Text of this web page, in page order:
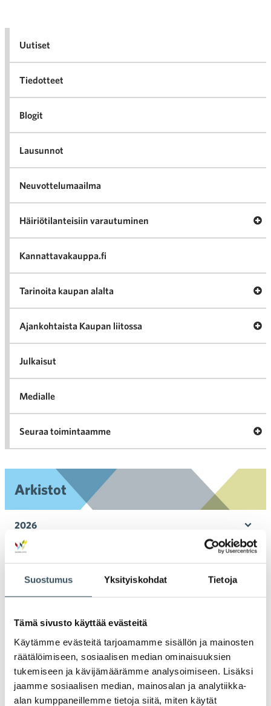
Suostumus Yksityiskohdat Tietoja
Tämä sivusto käyttää evästeitä
Käytämme evästeitä tarjoamamme sisällön ja mainosten
räätälöimiseen, sosiaalisen median ominaisuuksien
tukemiseen ja kävijämäärämme analysoimiseen. Lisäksi
jaamme sosiaalisen median, mainosalan ja analytiikka-
alan kumppaneillemme tietoja siitä, miten käytät
Uutiset
Tiedotteet
Blogit
Lausunnot
Neuvottelumaailma
Häiriötilanteisiin varautuminen
Kannattavakauppa.fi
Tarinoita kaupan alalta
Ajankohtaista Kaupan liitossa
Julkaisut
Medialle
Seuraa toimintaamme
Arkistot
2026
2025
2024
2023
2022